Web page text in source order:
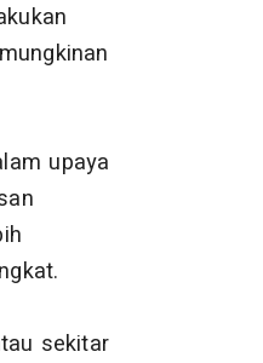
upaya
sekitar